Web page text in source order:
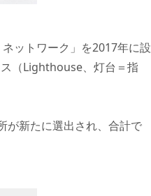
ットワーク」を2017年に設
（Lighthouse、灯台＝指
が新たに選出され、合計で